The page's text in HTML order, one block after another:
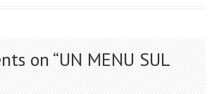
on “UN MENU SUL